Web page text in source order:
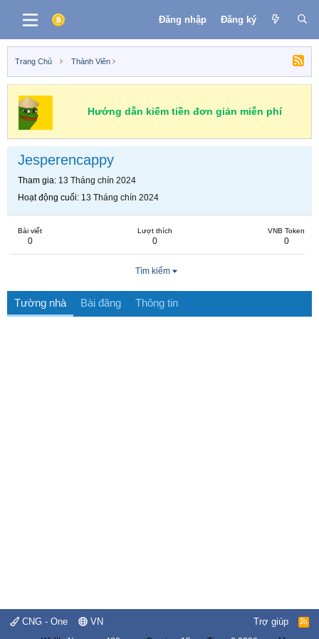
Đăng nhập Đăng ký
Trang Chủ Thành Viên
Hướng dẫn kiếm tiền đơn giản miễn phí
Jesperencappy
Tham gia 13 Tháng chín 2024
Hoạt động cuối 13 Tháng chín 2024
Bài viết
0
Lượt thích
0
VNB Token
0
Tìm kiếm
Tường nhà Bài đăng Thông tin
CNG - One VN Trợ giúp
R